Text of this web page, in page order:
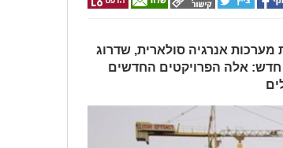
אנרגיה סולארית, שדרוג
חדש: אלה הפרויקטים החדשים